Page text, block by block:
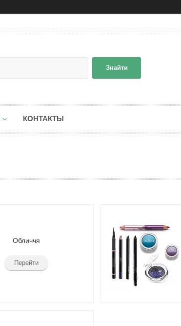
Знайти
КОНТАКТЫ
Обличчя
Перейти